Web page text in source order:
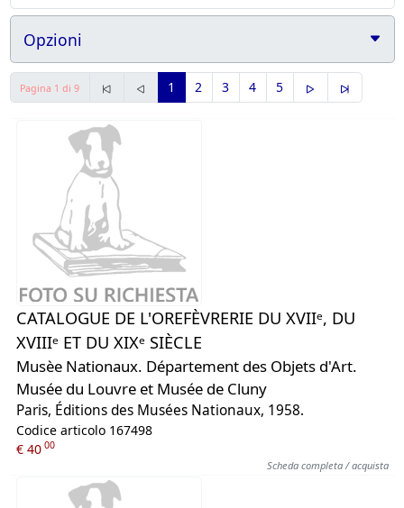
Pagina 1 di 9 1 2 3 4 5
CATALOGUE DE L'OREFÈVRERIE DU XVIIᵉ, DU
XVIIIᵉ ET DU XIXᵉ SIÈCLE
Musèe Nationaux. Département des Objets d'Art.
Musée du Louvre et Musée de Cluny
Paris, Éditions des Musées Nationaux, 1958.
Codice articolo 167498
€ 4000
Scheda completa / acquista
Opzioni